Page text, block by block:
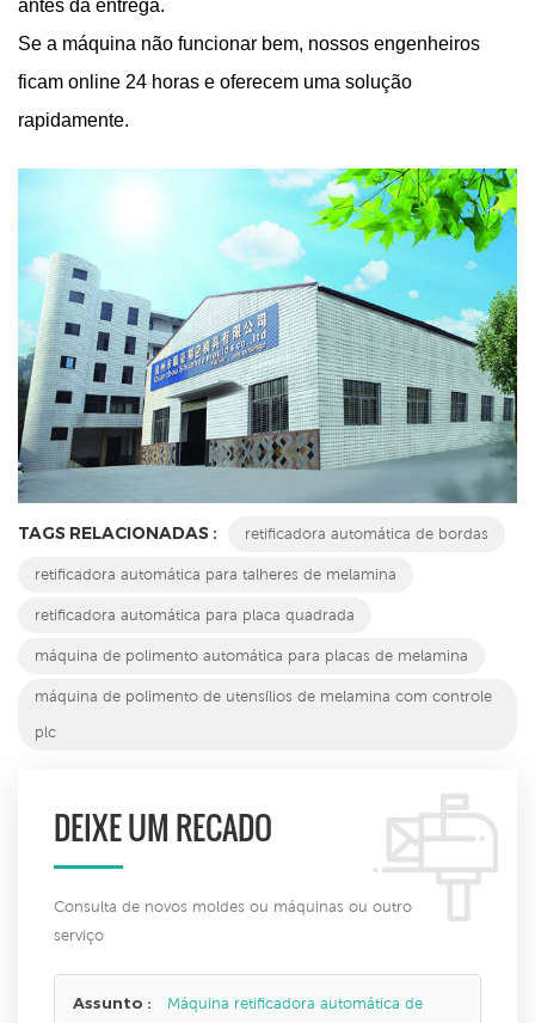
antes da entrega.
Se a máquina não funcionar bem, nossos engenheiros
ficam online 24 horas e oferecem uma solução
rapidamente.
TAGS RELACIONADAS : retificadora automática de bordas
retificadora automática para talheres de melamina
retificadora automática para placa quadrada
máquina de polimento automática para placas de melamina
máquina de polimento de utensílios de melamina com controle
plc
DEIXE UM RECADO
Consulta de novos moldes ou máquinas ou outro
serviço
Assunto : Máquina retificadora automática de